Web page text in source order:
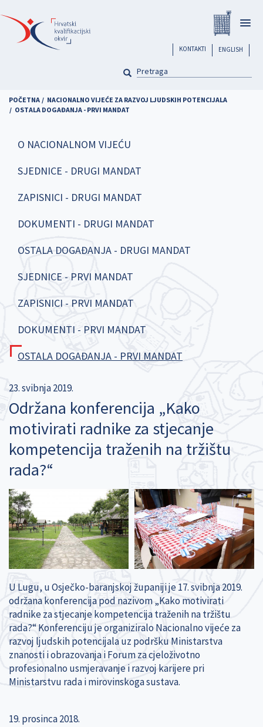
na
glavni
sadržaj
ENGLISH
header
KONTAKTI
PRETRAGA
POČETNA
NACIONALNO VIJEĆE ZA RAZVOJ LJUDSKIH POTENCIJALA
OSTALA DOGAĐANJA - PRVI MANDAT
O NACIONALNOM VIJEĆU
SJEDNICE - DRUGI MANDAT
ZAPISNICI - DRUGI MANDAT
DOKUMENTI - DRUGI MANDAT
OSTALA DOGAĐANJA - DRUGI MANDAT
SJEDNICE - PRVI MANDAT
ZAPISNICI - PRVI MANDAT
DOKUMENTI - PRVI MANDAT
OSTALA DOGAĐANJA - PRVI MANDAT
23. svibnja 2019.
Održana konferencija „Kako
motivirati radnike za stjecanje
kompetencija traženih na tržištu
rada?“
U Lugu, u Osječko-baranjskoj županiji je 17. svibnja 2019.
održana konferencija pod nazivom „Kako motivirati
radnike za stjecanje kompetencija traženih na tržištu
rada?“ Konferenciju je organiziralo Nacionalno vijeće za
razvoj ljudskih potencijala uz podršku Ministarstva
znanosti i obrazovanja i Forum za cjeloživotno
profesionalno usmjeravanje i razvoj karijere pri
Ministarstvu rada i mirovinskoga sustava.
19. prosinca 2018.